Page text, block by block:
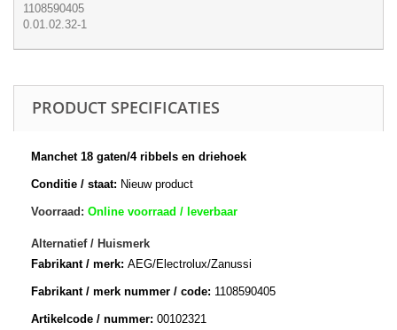
1108590405
0.01.02.32-1
PRODUCT SPECIFICATIES
Manchet 18 gaten/4 ribbels en driehoek
Conditie / staat: Nieuw product
Voorraad: Online voorraad / leverbaar
Alternatief / Huismerk
Fabrikant / merk: AEG/Electrolux/Zanussi
Fabrikant / merk nummer / code: 1108590405
Artikelcode / nummer: 00102321